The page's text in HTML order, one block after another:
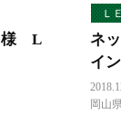
様 L
Ｌ
ネ
イン
岡山